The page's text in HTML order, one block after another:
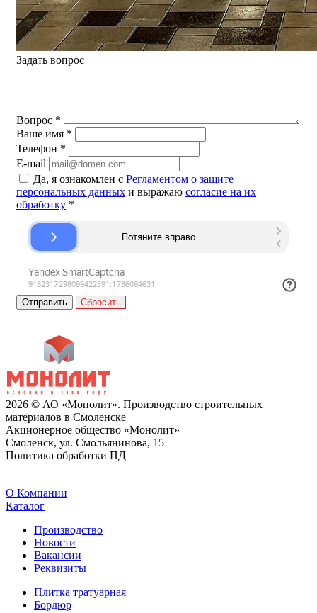
Задать вопрос
Вопрос *
Ваше имя *
Телефон *
E-mail
Да, я ознакомлен с Регламентом о защите
персональных данных и выражаю согласие на их
обработку *
Сбросить
2026 © АО «Монолит». Производство строительных
материалов в Смоленске
Акционерное общество «Монолит»
Смоленск, ул. Смольянинова, 15
Политика обработки ПД
O Компании
Каталог
Производство
Новости
Вакансии
Реквизиты
Плитка тратуарная
Бордюр